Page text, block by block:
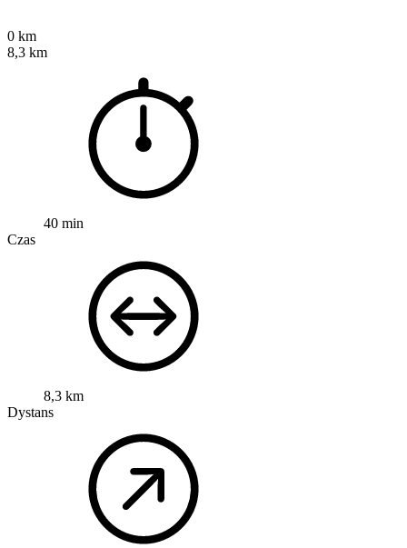
0 km
8,3 km
40 min
Czas
8,3 km
Dystans